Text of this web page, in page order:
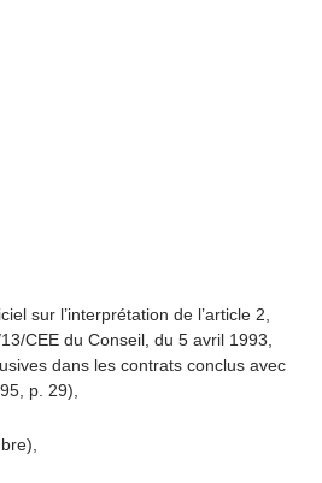
sur l’interprétation de l’article 2,
CEE du Conseil, du 5 avril 1993,
dans les contrats conclus avec
p. 29),